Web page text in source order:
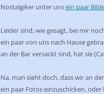
Nostalgiker unter unsein paar
Leider sind, wie gesagt, bei mir
ein paar von uns nach Hause
an der Bar versackt sind, hat sie
Na, man sieht doch, dass wir an
ein paar Fotos einzuschicken,